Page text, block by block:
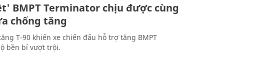
BMPT Terminator chịu được cùng
chống tăng
T-90 khiến xe chiến đấu hỗ trợ tăng BMPT
bền bỉ vượt trội.